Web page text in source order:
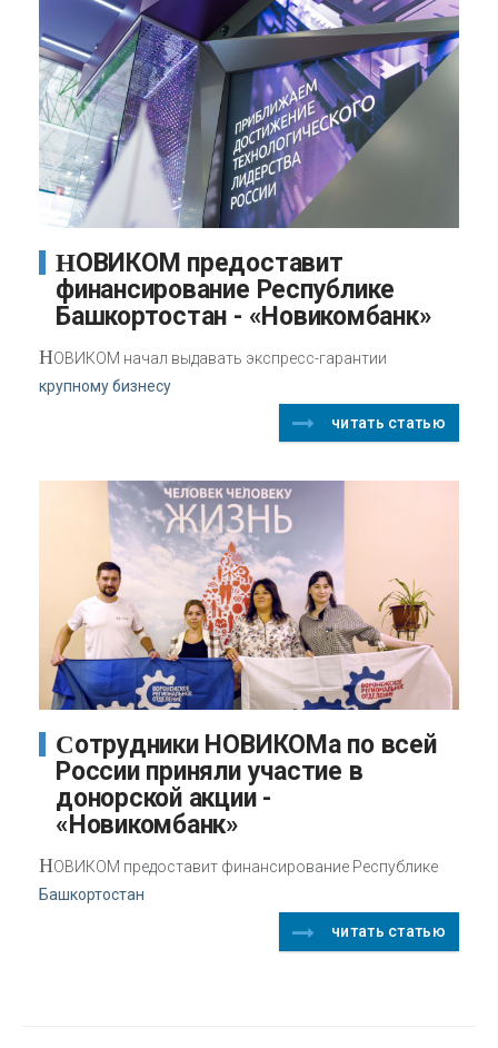
НОВИКОМ предоставит
финансирование Республике
Башкортостан - «Новикомбанк»
НОВИКОМ начал выдавать экспресс-гарантии
крупному бизнесу
читать статью
Сотрудники НОВИКОМа по всей
России приняли участие в
донорской акции -
«Новикомбанк»
НОВИКОМ предоставит финансирование Республике
Башкортостан
читать статью